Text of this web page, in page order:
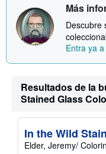
Más
Descubre
Entra ya
Resultados de la
Stained Glass
In the Wild
Elder, Jeremy/